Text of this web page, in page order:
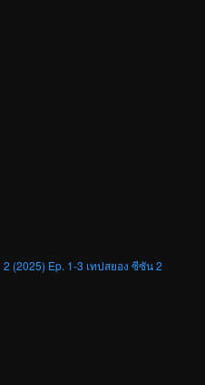
2 (2025) Ep. 1-3 เทปสยอง ซีซัน 2